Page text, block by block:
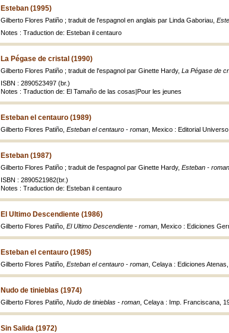
Esteban (1995)
Gilberto Flores Patiño ; traduit de l'espagnol en anglais par Linda Gaboriau,
Notes : Traduction de: Esteban il centauro
La Pégase de cristal (1990)
Gilberto Flores Patiño ; traduit de l'espagnol par Ginette Hardy, La Pégase de
ISBN : 2890523497 (br.)
Notes : Traduction de: El Tamaño de las cosas|Pour les jeunes
Esteban el centauro (1989)
Gilberto Flores Patiño, Esteban el centauro - roman , Mexico : Editorial
Esteban (1987)
Gilberto Flores Patiño ; traduit de l'espagnol par Ginette Hardy, Esteban - roman
ISBN : 2890521982(br.)
Notes : Traduction de: Esteban il centauro
El Ultimo Descendiente (1986)
Gilberto Flores Patiño, El Ultimo Descendiente - roman , Mexico : Ediciones
Esteban el centauro (1985)
Gilberto Flores Patiño, Esteban el centauro - roman , Celaya : Ediciones
Nudo de tinieblas (1974)
Gilberto Flores Patiño, Nudo de tinieblas - roman , Celaya : Imp. Franciscana,
Sin Salida (1972)